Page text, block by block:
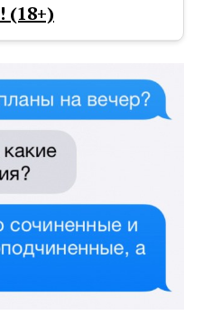
(18+)